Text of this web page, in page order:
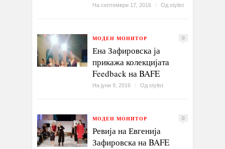
На септември 17, 2016 / Од stylist
МОДЕН МОНИТОР 0
Ена Зафировска ја
прикажа колекцијата
Feedback на BAFE
На јуни 9, 2016 / Од stylist
МОДЕН МОНИТОР 0
Ревија на Евгенија
Зафировска на BAFE